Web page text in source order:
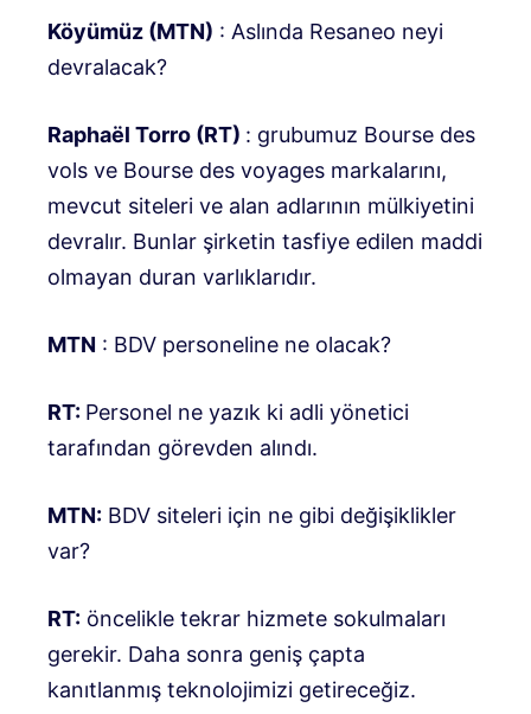
Köyümüz (MTN) : Aslında Resaneo neyi
devralacak?
Raphaël Torro (RT) : grubumuz Bourse des
vols ve Bourse des voyages markalarını,
mevcut siteleri ve alan adlarının mülkiyetini
devralır. Bunlar şirketin tasfiye edilen maddi
olmayan duran varlıklarıdır.
MTN : BDV personeline ne olacak?
RT: Personel ne yazık ki adli yönetici
tarafından görevden alındı.
MTN: BDV siteleri için ne gibi değişiklikler
var?
RT: öncelikle tekrar hizmete sokulmaları
gerekir. Daha sonra geniş çapta
kanıtlanmış teknolojimizi getireceğiz.